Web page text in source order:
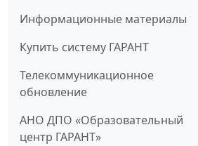
Информационные материалы
Купить систему ГАРАНТ
Телекоммуникационное
обновление
АНО ДПО «Образовательный
центр ГАРАНТ»